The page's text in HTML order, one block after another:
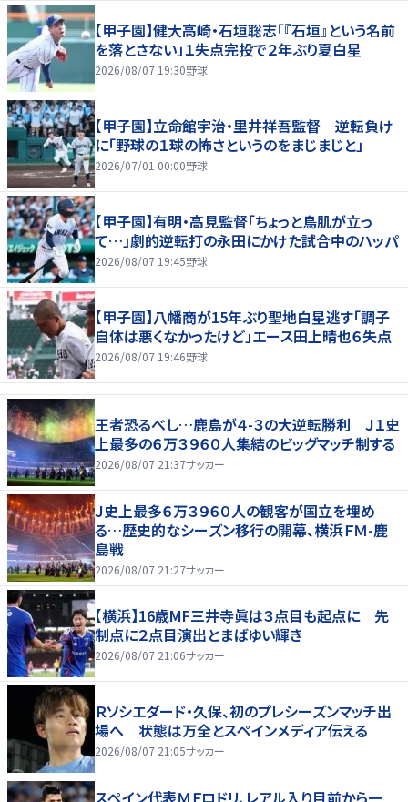
【甲子園】健大高崎・石垣聡志「『石垣』という名前
を落とさない」１失点完投で２年ぶり夏白星
2026/08/07 19:30野球
【甲子園】立命館宇治・里井祥吾監督 逆転負け
に「野球の１球の怖さというのをまじまじと」
2026/07/01 00:00野球
【甲子園】有明・高見監督「ちょっと鳥肌が立っ
て…」劇的逆転打の永田にかけた試合中のハッパ
2026/08/07 19:45野球
【甲子園】八幡商が15年ぶり聖地白星逃す「調子
自体は悪くなかったけど」エース田上晴也６失点
2026/08/07 19:46野球
王者恐るべし…鹿島が４-３の大逆転勝利 Ｊ１史
上最多の６万３９６０人集結のビッグマッチ制する
2026/08/07 21:37サッカー
Ｊ史上最多６万３９６０人の観客が国立を埋め
る…歴史的なシーズン移行の開幕、横浜ＦＭ-鹿
島戦
2026/08/07 21:27サッカー
【横浜】16歳MF三井寺眞は３点目も起点に 先
制点に２点目演出とまばゆい輝き
2026/08/07 21:06サッカー
Ｒソシエダード・久保、初のプレシーズンマッチ出
場へ 状態は万全とスペインメディア伝える
2026/08/07 21:05サッカー
スペイン代表ＭＦロドリ、レアル入り目前から一